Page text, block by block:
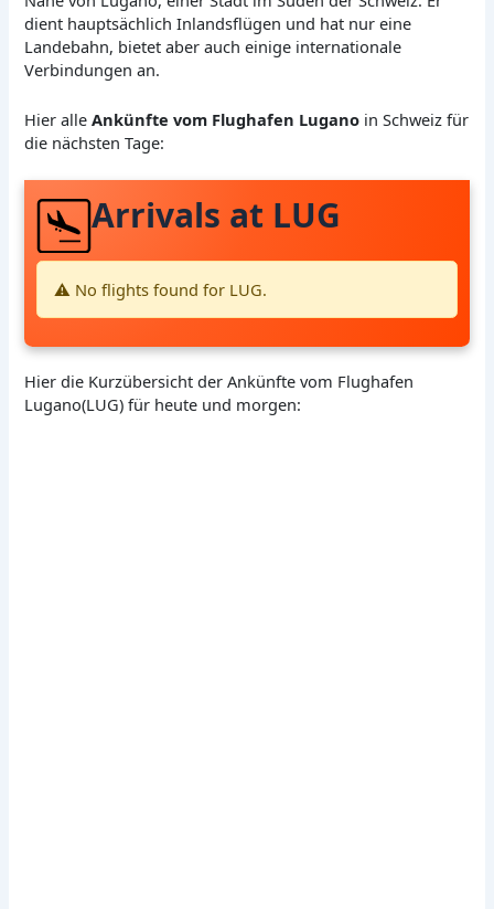
dient hauptsächlich Inlandsflügen und hat nur eine
Landebahn, bietet aber auch einige internationale
Verbindungen an.
Hier alleAnkünfte vom Flughafen Lugano in Schweiz für
die nächsten Tage:
Arrivals at LUG
⚠️ No flights found for LUG.
Hier die Kurzübersicht der Ankünfte vom Flughafen
Lugano(LUG) für heute und morgen: